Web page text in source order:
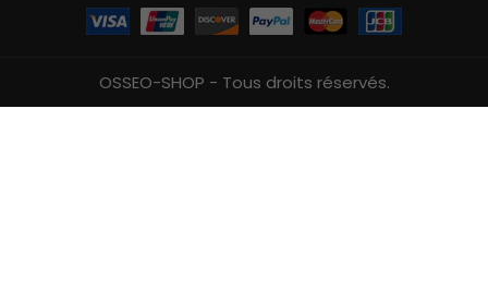
OSSEO-SHOP - Tous droits réservés.